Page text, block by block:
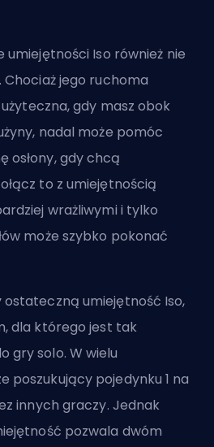
umiejętności Iso również nie
jego ruchoma
gdy masz obok
nadal może pomóc
osłony, gdy chcą
to z umiejętnością
wrażliwymi i tylko
może szybko pokonać
umiejętność Iso,
dla którego jest tak
gry solo. W wielu
poszukujący pojedynku 1 na
innych graczy. Jednak
pozwala dwóm